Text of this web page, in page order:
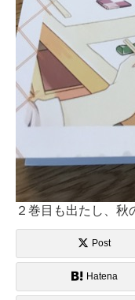
２巻目も出たし、
Post
Hatena